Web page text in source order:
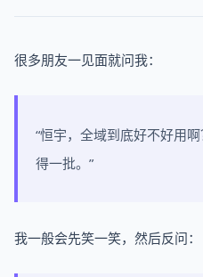
很多朋友一见面就问我：
“恒宇，全域到底好不好用
得一批。”
我一般会先笑一笑，然后反问：